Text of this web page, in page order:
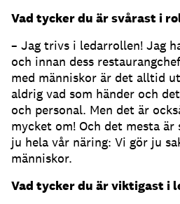
Vad tycker du är svårast i
– Jag trivs i ledarrollen! Jag
och innan dess
med människor är det alltid
aldrig vad som händer och
och personal. Men det är
mycket om! Och det mesta
ju hela vår näring: Vi gör ju
människor.
Vad tycker du är viktigast i